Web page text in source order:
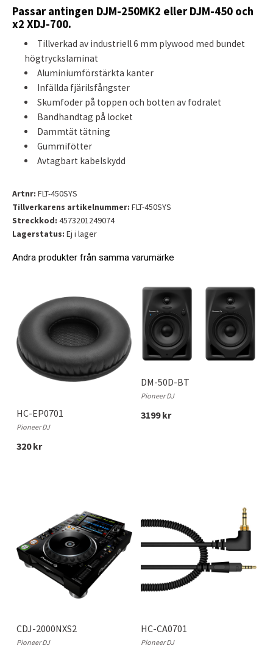
Passar antingen DJM-250MK2 eller DJM-450 och
x2 XDJ-700.
Tillverkad av industriell 6 mm plywood med bundet
högtryckslaminat
Aluminiumförstärkta kanter
Infällda fjärilsfångster
Skumfoder på toppen och botten av fodralet
Bandhandtag på locket
Dammtät tätning
Gummifötter
Avtagbart kabelskydd
Artnr: FLT-450SYS
Tillverkarens artikelnummer: FLT-450SYS
Streckkod: 4573201249074
Lagerstatus: Ej i lager
Andra produkter från samma varumärke
HC-EP0701
Pioneer DJ
320 kr
DM-50D-BT
Pioneer DJ
3199 kr
CDJ-2000NXS2
Pioneer DJ
HC-CA0701
Pioneer DJ